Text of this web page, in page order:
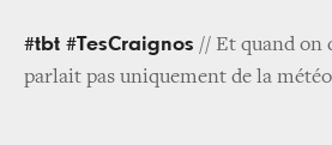
#tbt #TesCraignos // Et quand on
parlait pas uniquement de la météo